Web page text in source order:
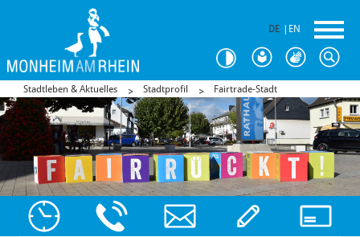
DE EN
Stadtleben & Aktuelles Stadtprofil Fairtrade-Stadt